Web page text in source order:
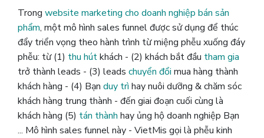
Trongwebsite marketing cho doanh nghiệp bán sản
phẩm, một mô hình sales funnel được sử dụng để thúc
đẩy triển vọng theo hành trình từ miệng phễu xuống đáy
phễu: từ (1) thu hútkhách - (2) khách bắt đầu tham gia
trở thành leads - (3) leadschuyển đổi mua hàng thành
khách hàng - (4) Bạnduy trì hay nuôi dưỡng & chăm sóc
khách hàng trung thành - đến giai đoạn cuối cùng là
khách hàng (5) tán thành hay ủng hộ doanh nghiệp Bạn
... Mô hình sales funnel này - VietMis gọi là phễu kinh